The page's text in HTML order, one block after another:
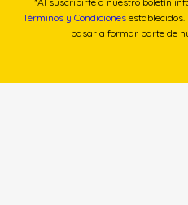
Términos y Condiciones
pasar a formar parte de